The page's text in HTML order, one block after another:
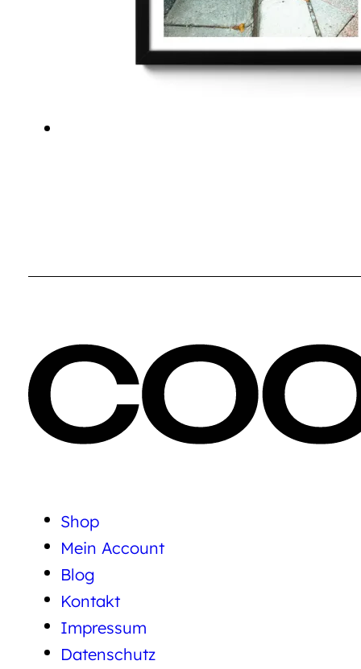
Shop
Mein Account
Blog
Kontakt
Impressum
Datenschutz